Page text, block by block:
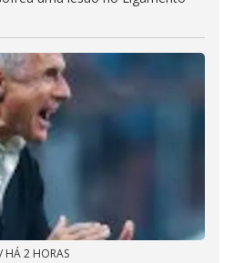
/ HÁ 2 HORAS